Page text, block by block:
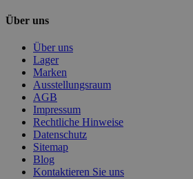
Über uns
Über uns
Lager
Marken
Ausstellungsraum
AGB
Impressum
Rechtliche Hinweise
Datenschutz
Sitemap
Blog
Kontaktieren Sie uns